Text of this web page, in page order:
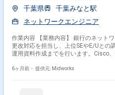
千葉県
千葉みなと駅
ネットワークエンジニア
作業内容 【業務内容】 銀行のネットワークインフラにおける維持管理と
更改対応を担当し、上位SEやE/Uとの
運用資料作成までを行います。Cisco
ク測定装置を用いた設計・構築・検証・導
6ヶ月前・ 提供元: Midworks